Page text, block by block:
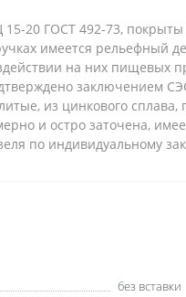
20 ГОСТ 492-73,
имеется рельефный
на них пищевых
из цинкового
и остро заточена,
по индивидуальному
без вставки